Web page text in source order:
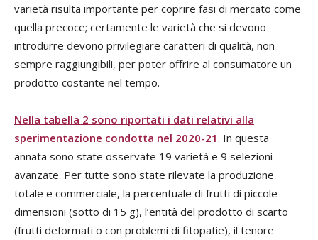
varietà risulta importante per coprire fasi di mercato come
quella precoce; certamente le varietà che si devono
introdurre devono privilegiare caratteri di qualità, non
sempre raggiungibili, per poter offrire al consumatore un
prodotto costante nel tempo.
Nella tabella 2 sono riportati i dati relativi alla
sperimentazione condotta nel 2020-21 . In questa
annata sono state osservate 19 varietà e 9 selezioni
avanzate. Per tutte sono state rilevate la produzione
totale e commerciale, la percentuale di frutti di piccole
dimensioni (sotto di 15 g), l’entità del prodotto di scarto
(frutti deformati o con problemi di fitopatie), il tenore